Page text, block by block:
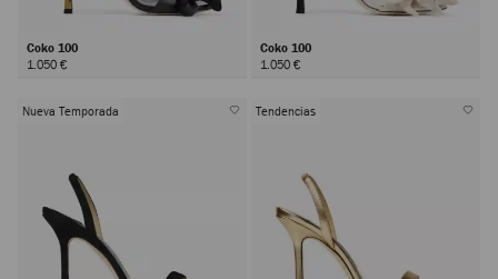
Coko 100
1.050 €
Coko 100
1.050 €
Nueva Temporada Tendencias